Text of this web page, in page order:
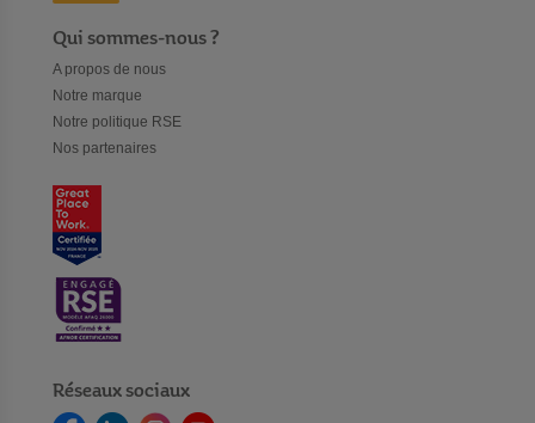
Qui sommes-nous ?
A propos de nous
Notre marque
Notre politique RSE
Nos partenaires
Réseaux sociaux